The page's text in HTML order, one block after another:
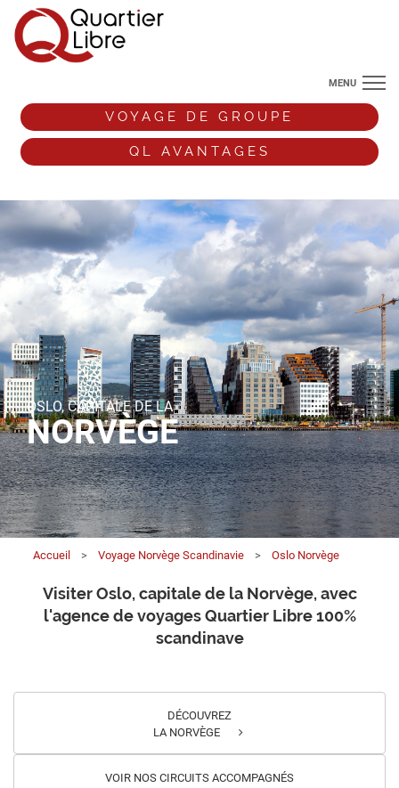
MENU
NOS DESTINATIONS
ANGLETERRE
VOS ENVIES DE VOYAGE
+33 (0)9 72 38 52 44
VOYAGE DE GROUPE
QL AVANTAGES
ESPACE PRO
VOYAGE DE GROUPE
QL AVANTAGES
OSLO, CAPITALE DE LA
NORVÈGE
Accueil > Voyage Norvège Scandinavie > Oslo Norvège
Visiter Oslo, capitale de la Norvège, avec
l'agence de voyages Quartier Libre 100%
scandinave
DÉCOUVREZ
LA NORVÈGE
VOIR NOS CIRCUITS ACCOMPAGNÉS